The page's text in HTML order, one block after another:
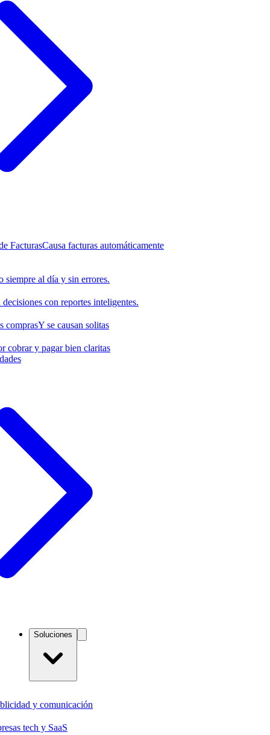
FacturasCausa facturas automáticamente
siempre al día y sin errores.
decisiones con reportes inteligentes.
comprasY se causan solitas
cobrar y pagar bien claritas
Soluciones
y comunicación
tech y SaaS